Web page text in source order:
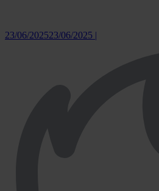
23/06/202523/06/2025 |